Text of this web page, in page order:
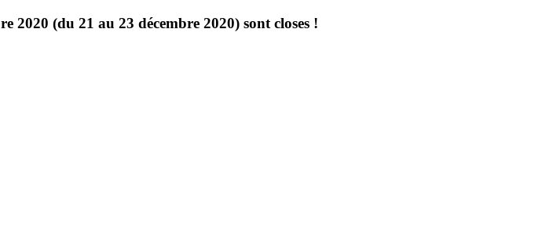
2020 (du 21 au 23 décembre 2020) sont closes !